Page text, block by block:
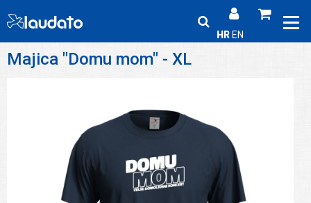
HR EN
Majica "Domu mom" - XL